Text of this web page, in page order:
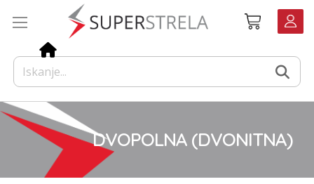
Košarica
DVOPOLNA (DVONITNA)